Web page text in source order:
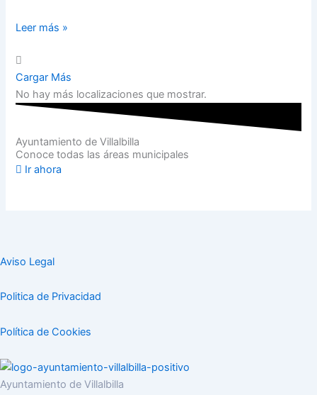
Leer más »
Cargar Más
No hay más localizaciones que mostrar.
Ayuntamiento de Villalbilla
Conoce todas las áreas municipales
Ir ahora
Aviso Legal
Politica de Privacidad
Política de Cookies
Ayuntamiento de Villalbilla